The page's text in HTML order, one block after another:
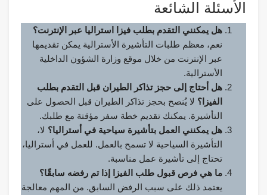
الأسئلة الشائعة
هل يمكنني التقدم بطلب فيزا استراليا عبر الإنترنت؟
نعم، معظم طلبات التأشيرة الأسترالية يمكن تقديمها
عبر الإنترنت من خلال موقع وزارة الشؤون الداخلية
الأسترالية.
هل أحتاج إلى حجز تذاكر الطيران قبل التقدم بطلب
الفيزا؟ لا يُنصح بحجز تذاكر الطيران قبل الحصول على
التأشيرة. يمكنك تقديم خطة سفر مؤقتة مع طلبك.
هل يمكنني العمل بتأشيرة سياحية في أستراليا؟ لا،
التأشيرة السياحية لا تسمح بالعمل. للعمل في أستراليا،
تحتاج إلى تأشيرة عمل مناسبة.
ما هي فرص قبول طلب الفيزا إذا تم رفضه سابقًا؟
يعتمد ذلك على سبب الرفض السابق. من المهم معالجة